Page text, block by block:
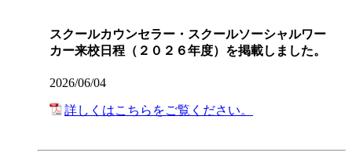
スクールカウンセラー・スクールソーシャルワー
カー来校日程（２０２６年度）を掲載しました。
2026/06/04
詳しくはこちらをご覧ください。